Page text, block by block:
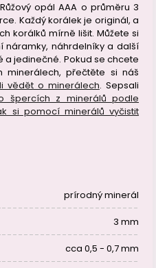
opál AAA o průměru 3
Každý korálek je originál, a
korálků mírně lišit. Můžete si
náramky, náhrdelníky a další
jedinečné. Pokud se chcete
minerálech, přečtěte si náš
vědět o minerálech. Sepsali
špercích z minerálů podle
si pomocí minerálů vyčistit
prírodný minerál
3 mm
cca 0,5 - 0,7 mm